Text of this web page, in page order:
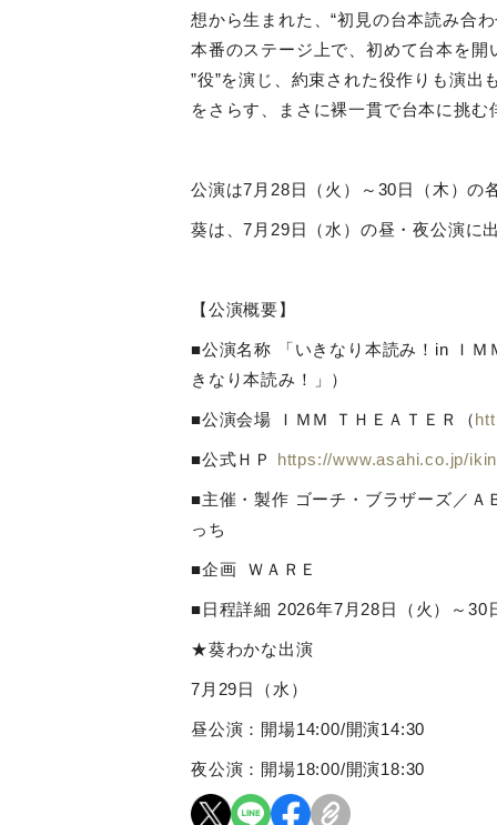
想から生まれた、“初見の台本読み合
本番のステージ上で、初めて台本を
”役”を演じ、約束された役作りも演出
をさらす、まさに裸一貫で台本に挑
公演は7 月 28日（火）～ 30日（木）の
葵は、7 月 29日（水）の昼・夜公演に
【公演概要】
■公演名称 「いきなり本読み！ in
Ｉ
きなり本読み！」）
■公演会場 ＩＭＭ ＴＨＥＡＴＥＲ（
■公式ＨＰ https://www.asahi.co.jp/
■主催・製作 ゴーチ・ブラザーズ／
っち
■企画 ＷＡＲＥ
■日程詳細 2026年7 月 28日（火）～30
★葵わかな出演
7月 29日（水）
昼公演：開場14:00/開演14:30
夜公演：開場18:00/開演18:30